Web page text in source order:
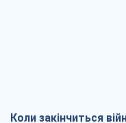
Коли закінчиться